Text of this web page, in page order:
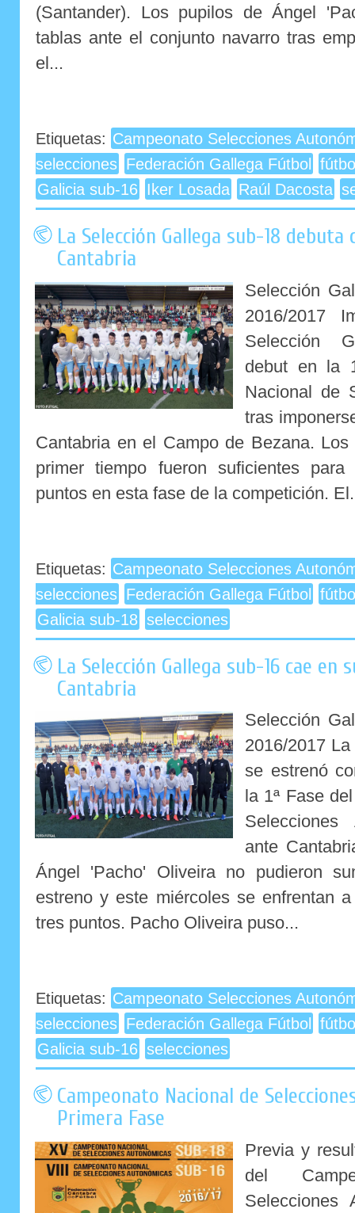
(Santander). Los pupilos de Ángel
tablas ante el conjunto navarro tras
el...
Etiquetas: Campeonato Selecciones
selecciones Federación Gallega Fútbol
Galicia sub-16 Iker Losada Raúl Dacosta
La Selección Gallega sub-18
Cantabria
Selección
2016/2017
Selección
debut en la
Nacional de
tras
Cantabria en el Campo de Bezana.
primer tiempo fueron suficientes
puntos en esta fase de la competición.
Etiquetas: Campeonato Selecciones
selecciones Federación Gallega Fútbol
Galicia sub-18 selecciones
La Selección Gallega sub-16 cae en
Cantabria
Selección
2016/2017
se estrenó
la 1ª Fase
ante
Ángel 'Pacho' Oliveira no pudieron
estreno y este miércoles se enfrentan
tres puntos. Pacho Oliveira puso...
Etiquetas: Campeonato Selecciones
selecciones Federación Gallega Fútbol
Galicia sub-16 selecciones
Campeonato Nacional de
Primera Fase
Previa y
del
Selecciones